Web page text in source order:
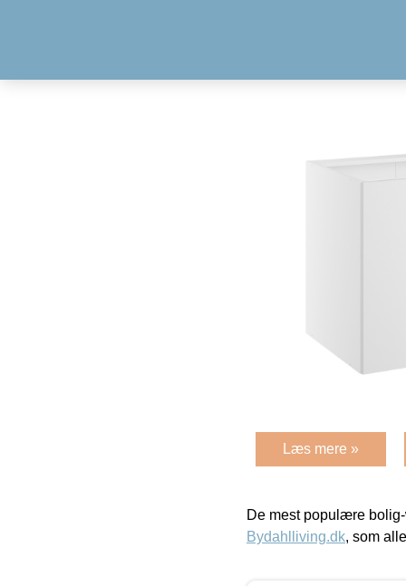
Læs mere »
De mest populære
Bydahlliving.dk, som